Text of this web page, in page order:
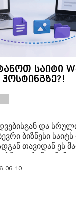
საიტი
და
ბიზნესი საიტს
თავიდან ეს
რამდენიმე
არის. მაგრამ
06-10